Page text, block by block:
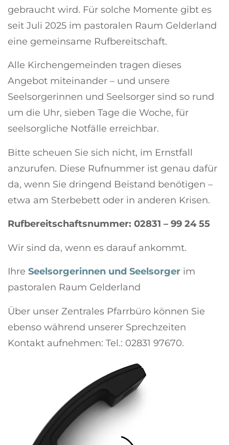
gebraucht wird. Für solche Momente gibt es
seit Juli 2025 im pastoralen Raum Gelderland
eine gemeinsame Rufbereitschaft.
Alle Kirchengemeinden tragen dieses
Angebot miteinander – und unsere
Seelsorgerinnen und Seelsorger sind so rund
um die Uhr, sieben Tage die Woche, für
seelsorgliche Notfälle erreichbar.
Bitte scheuen Sie sich nicht, im Ernstfall
anzurufen. Diese Rufnummer ist genau dafür
da, wenn Sie dringend Beistand benötigen –
etwa am Sterbebett oder in anderen Krisen.
Rufbereitschaftsnummer: 02831 – 99 24 55
Wir sind da, wenn es darauf ankommt.
Ihre Seelsorgerinnen und Seelsorger im
pastoralen Raum Gelderland
Über unser Zentrales Pfarrbüro können Sie
ebenso während unserer Sprechzeiten
Kontakt aufnehmen: Tel.: 02831 97670.